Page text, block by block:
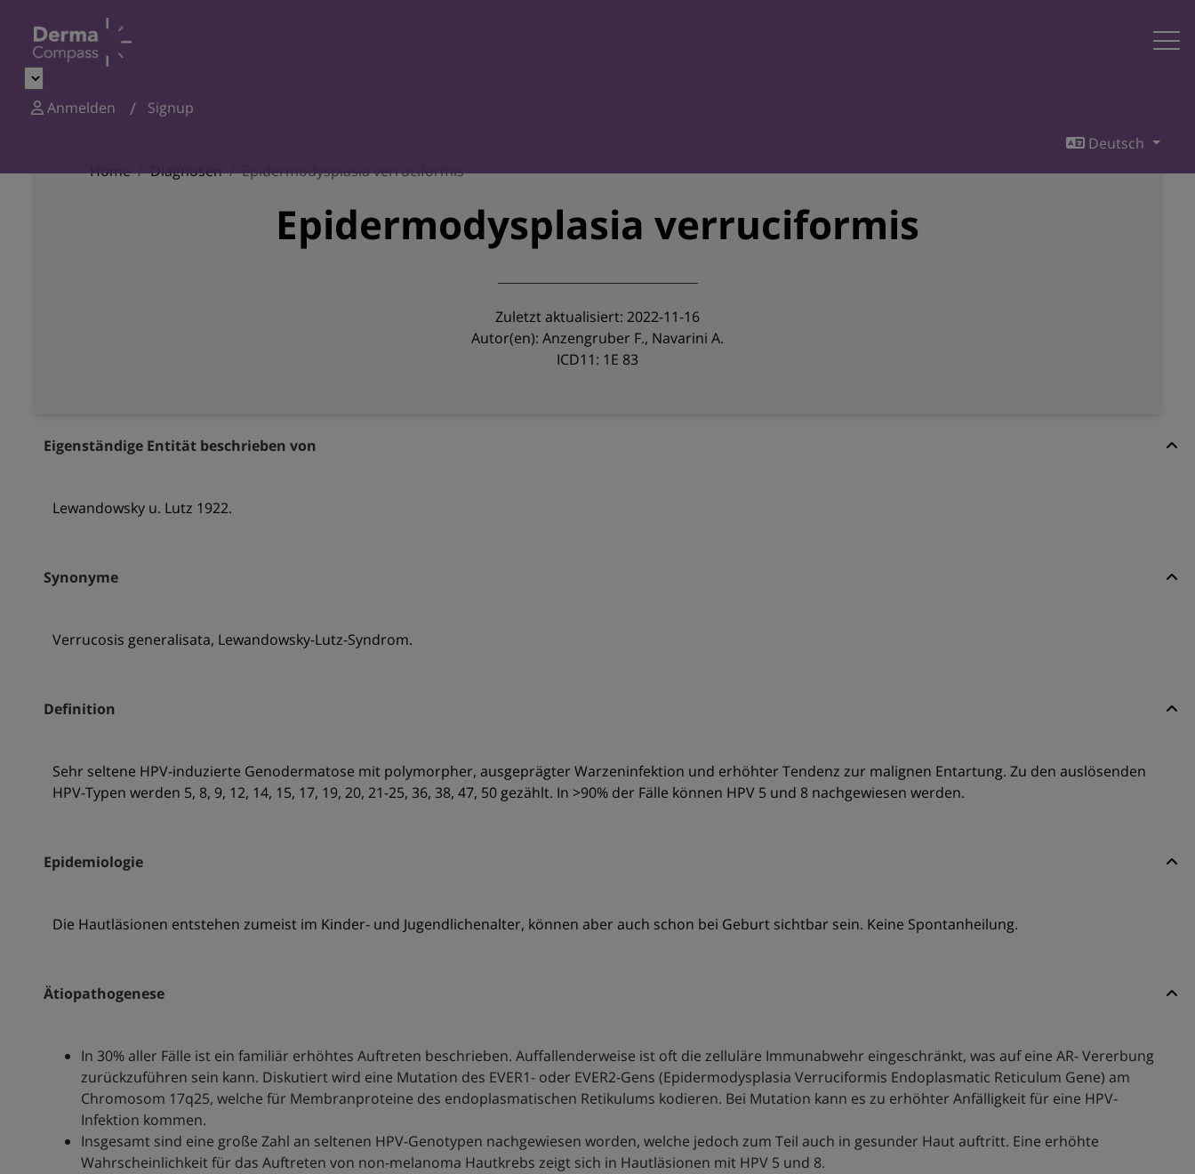
Anmelden
Signup
Deutsch
Home
Diagnosen Epidermodysplasia verruciformis
Epidermodysplasia verruciformis
Zuletzt aktualisiert: 2022-11-16
Autor(en): Anzengruber F., Navarini A.
ICD11: 1E 83
Eigenständige Entität beschrieben von
Lewandowsky u. Lutz 1922.
Synonyme
Verrucosis generalisata, Lewandowsky-Lutz-Syndrom.
Definition
Sehr seltene HPV-induzierte Genodermatose mit polymorpher, ausgeprägter Warzeninfektion und erhöhter Tendenz zur malignen Entartung. Zu den auslösenden
HPV-Typen werden 5, 8, 9, 12, 14, 15, 17, 19, 20, 21-25, 36, 38, 47, 50 gezählt. In >90% der Fälle können HPV 5 und 8 nachgewiesen werden.
Epidemiologie
Die Hautläsionen entstehen zumeist im Kinder- und Jugendlichenalter, können aber auch schon bei Geburt sichtbar sein. Keine Spontanheilung.
Ätiopathogenese
In 30% aller Fälle ist ein familiär erhöhtes Auftreten beschrieben. Auffallenderweise ist oft die zelluläre Immunabwehr eingeschränkt, was auf eine AR- Vererbung
zurückzuführen sein kann. Diskutiert wird eine Mutation des EVER1- oder EVER2-Gens (Epidermodysplasia Verruciformis Endoplasmatic Reticulum Gene) am
Chromosom 17q25, welche für Membranproteine des endoplasmatischen Retikulums kodieren. Bei Mutation kann es zu erhöhter Anfälligkeit für eine HPV-
Infektion kommen.
Insgesamt sind eine große Zahl an seltenen HPV-Genotypen nachgewiesen worden, welche jedoch zum Teil auch in gesunder Haut auftritt. Eine erhöhte
Wahrscheinlichkeit für das Auftreten von non-melanoma Hautkrebs zeigt sich in Hautläsionen mit HPV 5 und 8.